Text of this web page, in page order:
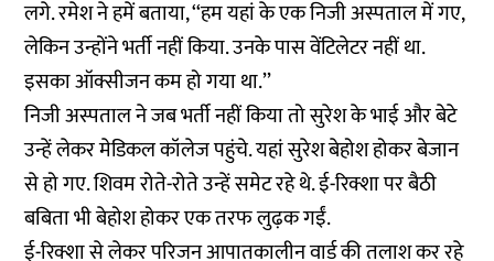
लगे. रमेश ने हमें बताया, ‘‘हम यहां के एक निजी अस्पताल में गए,
लेकिन उन्होंने भर्ती नहीं किया. उनके पास वेंटिलेटर नहीं था.
इसका ऑक्सीजन कम हो गया था.’’
निजी अस्पताल ने जब भर्ती नहीं किया तो सुरेश के भाई और बेटे
उन्हें लेकर मेडिकल कॉलेज पहुंचे. यहां सुरेश बेहोश होकर बेजान
से हो गए. शिवम रोते-रोते उन्हें समेट रहे थे. ई-रिक्शा पर बैठी
बबिता भी बेहोश होकर एक तरफ लुढ़क गईं.
ई-रिक्शा से लेकर परिजन आपातकालीन वार्ड की तलाश कर रहे